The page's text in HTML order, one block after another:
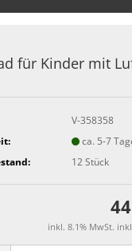
für Kinder mit
V-358358
ca. 5-7
12Stück
inkl. 8.1% MwSt.